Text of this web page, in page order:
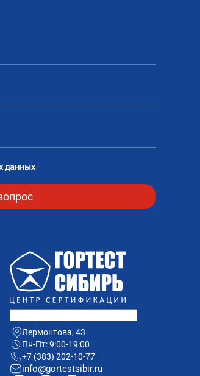
данных
Лермонтова, 43
Пн-Пт: 9:00-19:00
+7 (383) 202-10-77
info@gortestsibir.ru